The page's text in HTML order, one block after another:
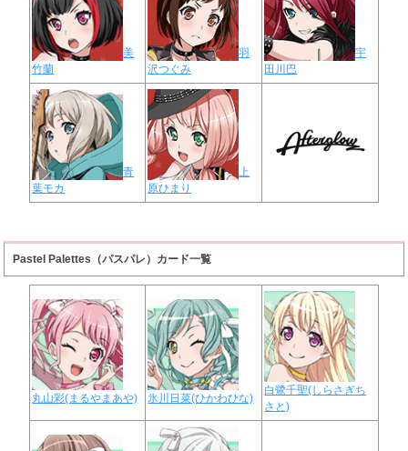
美
竹蘭
羽
沢つぐみ
宇
田川巴
青
葉モカ
上
原ひまり
Pastel Palettes（パスパレ）カード一覧
丸山彩(まるやまあや) 氷川日菜(ひかわひな)
白鷺千聖(しらさぎち
さと)